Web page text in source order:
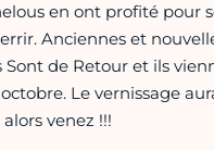
en ont profité pour
Anciennes et
de Retour et ils
Le vernissage
venez !!!